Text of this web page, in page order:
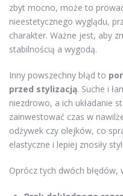
zbyt mocno, może to
nieestetycznego wyglądu,
charakter. Ważne jest, aby
stabilnością a wygodą.
Inny powszechny błąd to
przed stylizacją. Suche i
niezdrowo, a ich układanie
zainwestować czas w
odżywek czy olejków, co
elastyczne i lepiej znosiły
Oprócz tych dwóch